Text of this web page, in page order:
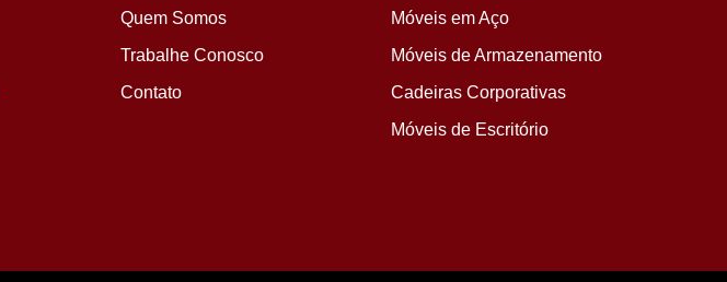
Quem Somos
Trabalhe Conosco
Contato
Móveis em Aço
Móveis de Armazenamento
Cadeiras Corporativas
Móveis de Escritório